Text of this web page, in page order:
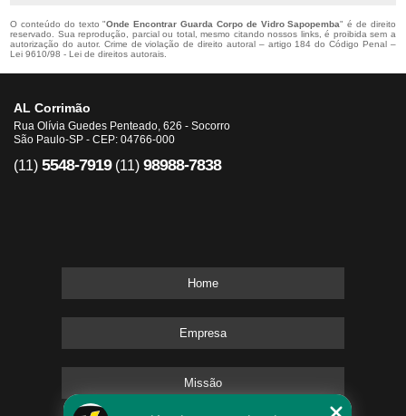
O conteúdo do texto "Onde Encontrar Guarda Corpo de Vidro Sapopemba" é de direito
reservado. Sua reprodução, parcial ou total, mesmo citando nossos links, é proibida sem a
autorização do autor. Crime de violação de direito autoral – artigo 184 do Código Penal –
Lei 9610/98 - Lei de direitos autorais
AL Corrimão
Rua Olívia Guedes Penteado, 626 - Socorro
São Paulo-SP - CEP: 04766-000
(11) 5548-7919 (11) 98988-7838
Home
Empresa
Missão